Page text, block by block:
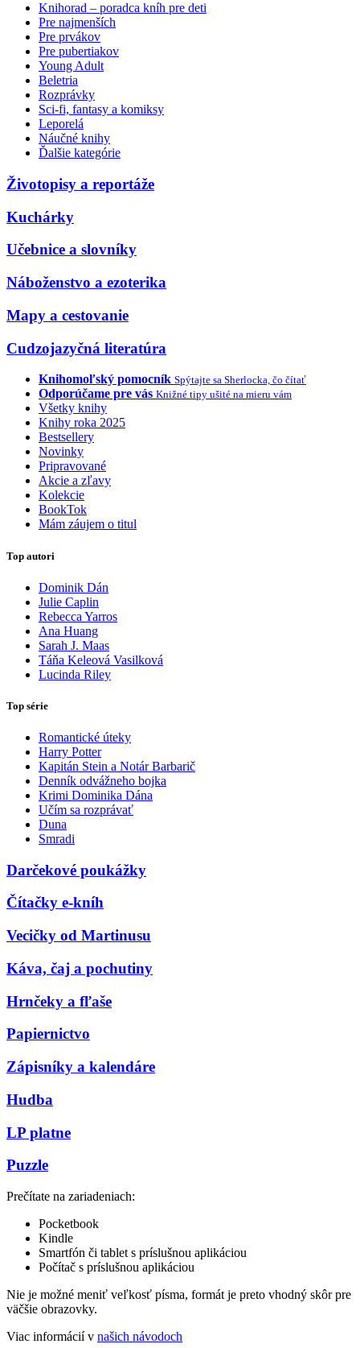
Knihorad – poradca kníh pre deti
Pre najmenších
Pre prvákov
Pre pubertiakov
Young Adult
Beletria
Rozprávky
Sci-fi, fantasy a komiksy
Leporelá
Náučné knihy
Ďalšie kategórie
Životopisy a reportáže
Kuchárky
Učebnice a slovníky
Náboženstvo a ezoterika
Mapy a cestovanie
Cudzojazyčná literatúra
Knihomoľský pomocník Spýtajte sa Sherlocka, čo čítať
Odporúčame pre vás Knižné tipy ušité na mieru vám
Všetky knihy
Knihy roka 2025
Bestsellery
Novinky
Pripravované
Akcie a zľavy
Kolekcie
BookTok
Mám záujem o titul
Top autori
Dominik Dán
Julie Caplin
Rebecca Yarros
Ana Huang
Sarah J. Maas
Táňa Keleová Vasilková
Lucinda Riley
Top série
Romantické úteky
Harry Potter
Kapitán Stein a Notár Barbarič
Denník odvážneho bojka
Krimi Dominika Dána
Učím sa rozprávať
Duna
Smradi
Darčekové poukážky
Čítačky e-kníh
Vecičky od Martinusu
Káva, čaj a pochutiny
Hrnčeky a fľaše
Papiernictvo
Zápisníky a kalendáre
Hudba
LP platne
Puzzle
Prečítate na zariadeniach:
Pocketbook
Kindle
Smartfón či tablet s príslušnou aplikáciou
Počítač s príslušnou aplikáciou
Nie je možné meniť veľkosť písma, formát je preto vhodný skôr pre
väčšie obrazovky.
Viac informácií v našich návodoch